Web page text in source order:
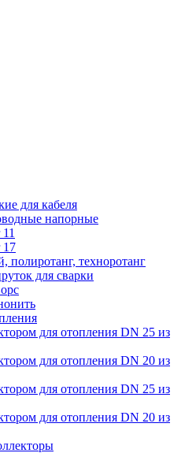
для кабеля
напорные
17
полиротанг, техноротанг
для сварки
для отопления DN 25 из
для отопления DN 20 из
для отопления DN 25 из
для отопления DN 20 из